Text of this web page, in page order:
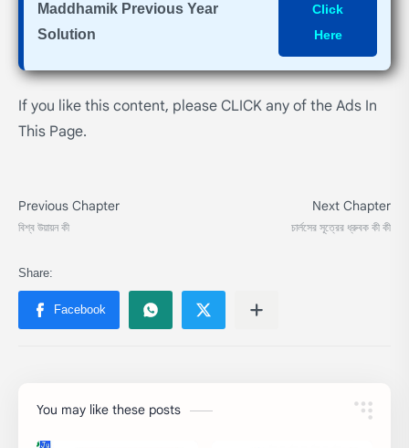
Maddhamik Previous Year
Solution
Click
Here
If you like this content, please CLICK any of the Ads In
This Page.
You may like these posts